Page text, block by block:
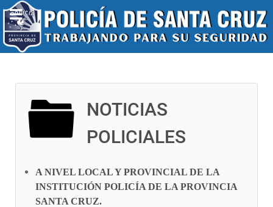
NOTICIAS
POLICIALES
A NIVEL LOCAL Y PROVINCIAL DE LA
INSTITUCIÓN POLICÍA DE LA PROVINCIA
SANTA CRUZ.